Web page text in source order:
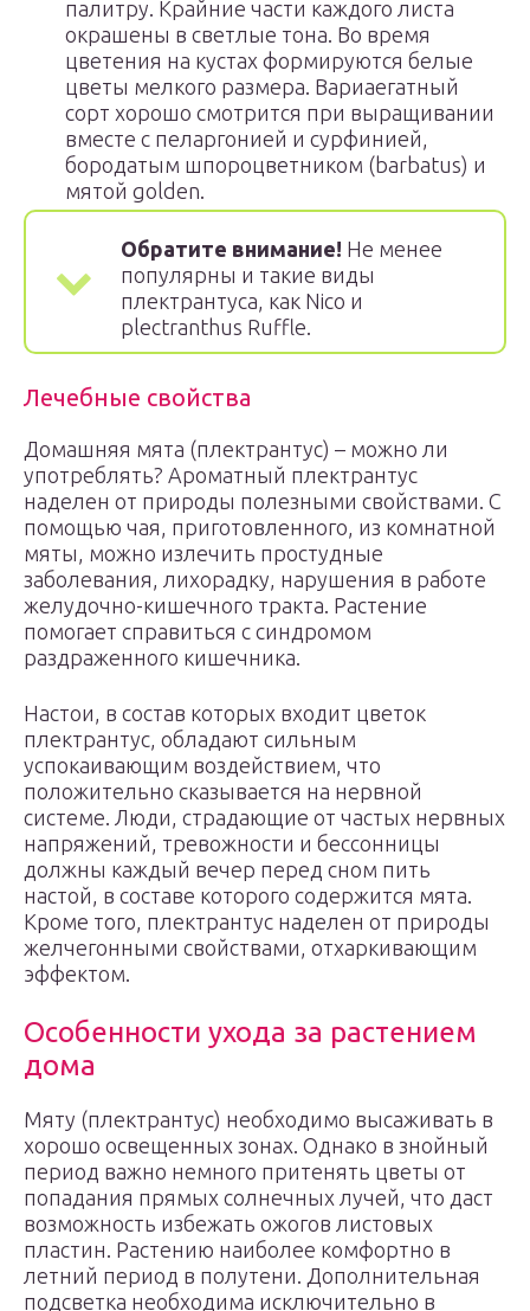
палитру. Крайние части каждого листа
окрашены в светлые тона. Во время
цветения на кустах формируются белые
цветы мелкого размера. Вариаегатный
сорт хорошо смотрится при выращивании
вместе с пеларгонией и сурфинией,
бородатым шпороцветником (barbatus) и
мятой golden.
Обратите внимание! Не менее
популярны и такие виды
плектрантуса, как Nico и
plectranthus Ruffle.
Лечебные свойства
Домашняя мята (плектрантус) – можно ли
употреблять? Ароматный плектрантус
наделен от природы полезными свойствами. С
помощью чая, приготовленного, из комнатной
мяты, можно излечить простудные
заболевания, лихорадку, нарушения в работе
желудочно-кишечного тракта. Растение
помогает справиться с синдромом
раздраженного кишечника.
Настои, в состав которых входит цветок
плектрантус, обладают сильным
успокаивающим воздействием, что
положительно сказывается на нервной
системе. Люди, страдающие от частых нервных
напряжений, тревожности и бессонницы
должны каждый вечер перед сном пить
настой, в составе которого содержится мята.
Кроме того, плектрантус наделен от природы
желчегонными свойствами, отхаркивающим
эффектом.
Особенности ухода за растением
дома
Мяту (плектрантус) необходимо высаживать в
хорошо освещенных зонах. Однако в знойный
период важно немного притенять цветы от
попадания прямых солнечных лучей, что даст
возможность избежать ожогов листовых
пластин. Растению наиболее комфортно в
летний период в полутени. Дополнительная
подсветка необходима исключительно в